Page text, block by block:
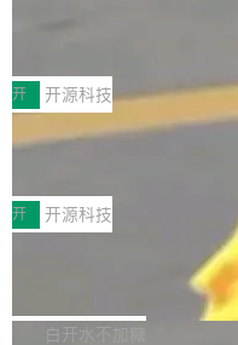
不完。」5T 来自免费额度，
ve JH71XX 的设备，例如
64 STAR64，以及 QEMU。
-2024 和 C23 编程接口标准
_linux(8) 增强了对 Linux
括 epoll（围绕 kqueue 实现
列、...
案
享会在上海举办。鸿蒙生态
台鲸鸿动能协同华为游戏中
发者及生态伙伴，系统呈现
完整能力版图——从IAP高价
营、到IAA游戏的“买变一体”
广告协同的全链路经营闭环
的出海增长布局。 华为终端
责人在开场致辞中表示，游
已不再是“多一个投放渠道”
开 开源科技
技嘉X3D系列再添新成员
面向AMD Ryzen X3D处理
列主板阵容迎来新成员
X3D。作为面向主流高性能
产品，B850 AORUS ELITE
D平台优化上的技术积累，
更稳定、更高效的装机选择
开 开源科技
Zadig v5.0 发布：AI 发布
我们团队这几天最大的卡点
好，是 AI 写得太好了。 好
白开水不加糖